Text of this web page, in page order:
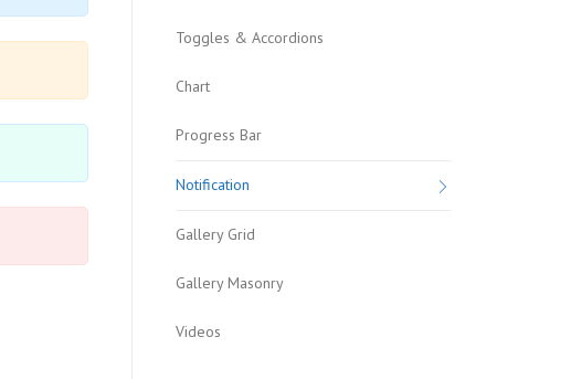
Toggles & Accordions
Chart
Progress Bar
Notification
Gallery Grid
Gallery Masonry
Videos